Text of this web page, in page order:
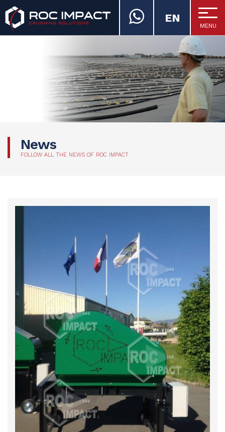
MENU
EN
News
FOLLOW ALL THE NEWS OF ROC IMPACT